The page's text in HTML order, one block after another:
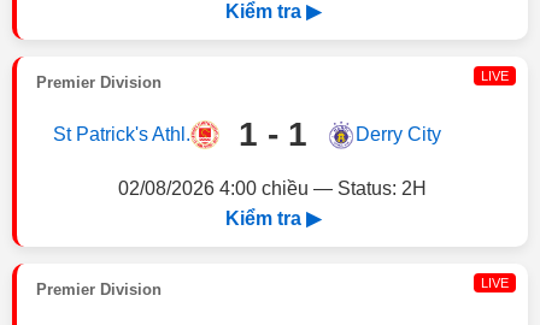
Kiểm tra ▶
Premier Division LIVE
St Patrick's Athl. 1 - 1 Derry City
02/08/2026 4:00 chiều — Status: 2H
Kiểm tra ▶
Premier Division LIVE